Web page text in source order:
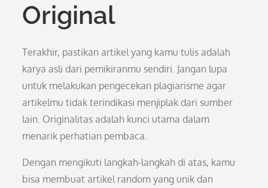
Original
Terakhir, pastikan artikel yang kamu tulis adalah
karya asli dari pemikiranmu sendiri. Jangan lupa
untuk melakukan pengecekan plagiarisme agar
artikelmu tidak terindikasi menjiplak dari sumber
lain. Originalitas adalah kunci utama dalam
menarik perhatian pembaca.
Dengan mengikuti langkah-langkah di atas, kamu
bisa membuat artikel random yang unik dan